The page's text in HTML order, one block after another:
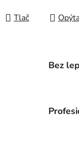
Tlač
Bez